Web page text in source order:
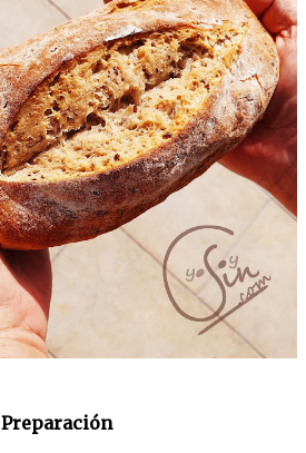
Preparación